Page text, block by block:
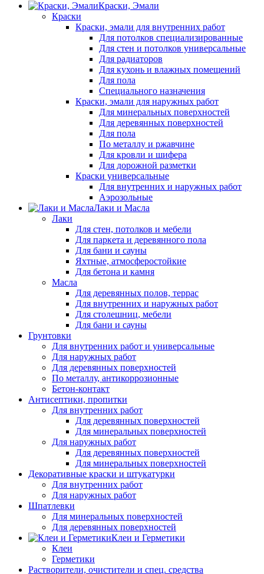
Краски, Эмали
Краски
Краски, эмали для внутренних работ
Для потолков специализированные
Для стен и потолков универсальные
Для радиаторов
Для кухонь и влажных помещений
Для пола
Специального назначения
Краски, эмали для наружных работ
Для минеральных поверхностей
Для деревянных поверхностей
Для пола
По металлу и ржавчине
Для кровли и шифера
Для дорожной разметки
Краски универсальные
Для внутренних и наружных работ
Аэрозольные
Лаки и Масла
Лаки
Для стен, потолков и мебели
Для паркета и деревянного пола
Для бани и сауны
Яхтные, атмосферостойкие
Для бетона и камня
Масла
Для деревянных полов, террас
Для внутренних и наружных работ
Для столешниц, мебели
Для бани и сауны
Грунтовки
Для внутренних работ и универсальные
Для наружных работ
Для деревянных поверхностей
По металлу, антикоррозионные
Бетон-контакт
Антисептики, пропитки
Для внутренних работ
Для деревянных поверхностей
Для минеральных поверхностей
Для наружных работ
Для деревянных поверхностей
Для минеральных поверхностей
Декоративные краски и штукатурки
Для внутренних работ
Для наружных работ
Шпатлевки
Для минеральных поверхностей
Для деревянных поверхностей
Клеи и Герметики
Клеи
Герметики
Растворители, очистители и спец. средства